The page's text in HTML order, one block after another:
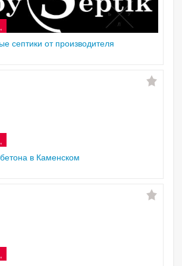
септики от производителя
в Каменском